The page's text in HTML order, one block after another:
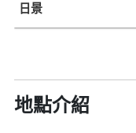
日景
地點介紹